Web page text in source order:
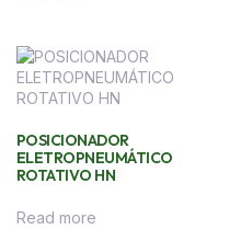
POSICIONADOR
ELETROPNEUMÁTICO
ROTATIVO HN
Read more